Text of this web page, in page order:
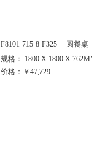
F8101-715-8-F325
圆餐桌
规格： 1800 X 1800 X
价格：￥47,729